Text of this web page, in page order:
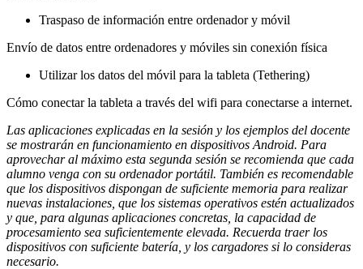
Traspaso de información entre ordenador y móvil
Envío de datos entre ordenadores y móviles sin conexión física
Utilizar los datos del móvil para la tableta (Tethering)
Cómo conectar la tableta a través del wifi para conectarse a internet.
Las aplicaciones explicadas en la sesión y los ejemplos del docente
se mostrarán en funcionamiento en dispositivos Android. Para
aprovechar al máximo esta segunda sesión se recomienda que cada
alumno venga con su ordenador portátil. También es recomendable
que los dispositivos dispongan de suficiente memoria para realizar
nuevas instalaciones, que los sistemas operativos estén actualizados
y que, para algunas aplicaciones concretas, la capacidad de
procesamiento sea suficientemente elevada. Recuerda traer los
dispositivos con suficiente batería, y los cargadores si lo consideras
necesario.